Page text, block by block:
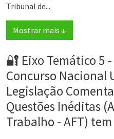
Tribunal de...
Mostrar mais ↓
🔐 Eixo Temático 5
Concurso Nacional
Legislação
Questões Inéditas
Trabalho - AFT)